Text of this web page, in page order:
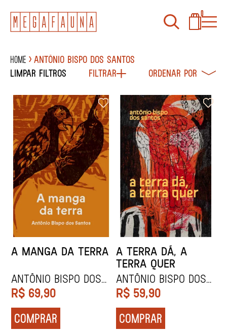
0
Home
ANTÔNIO BISPO DOS SANTOS
Filtrar
Limpar filtros
A MANGA DA TERRA
ANTÔNIO BISPO DOS
SANTOS
R$ 69,90
COMPRAR
A TERRA DÁ, A
TERRA QUER
ANTÔNIO BISPO DOS
SANTOS
R$ 59,90
COMPRAR